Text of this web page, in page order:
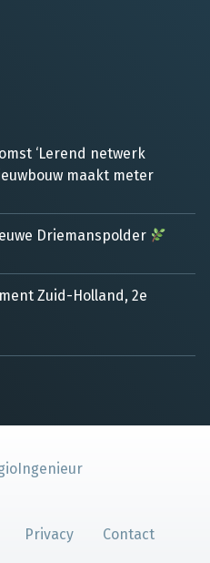
‘Lerend netwerk
maakt meter
Driemanspolder
Zuid-Holland, 2e
Privacy
Contact